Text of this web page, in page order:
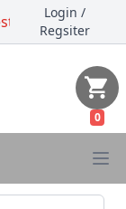
Login /
Regsiter
0